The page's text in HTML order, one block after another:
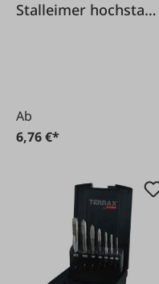
Stalleimer hochstabil
Ab
6,76 €*